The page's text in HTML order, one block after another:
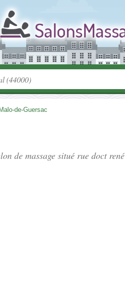
de-Guersac
de massage situé rue doct rené